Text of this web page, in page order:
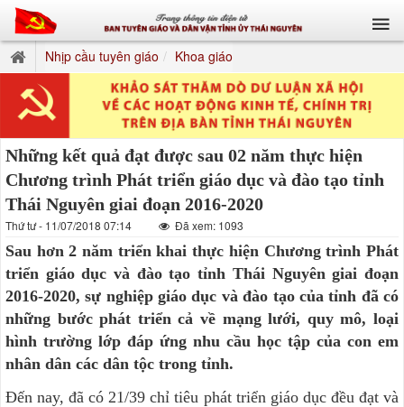
Nhịp cầu tuyên giáo Khoa giáo
Những kết quả đạt được sau 02 năm thực hiện
Chương trình Phát triển giáo dục và đào tạo tỉnh
Thái Nguyên giai đoạn 2016-2020
Thứ tư - 11/07/2018 07:14 Đã xem: 1093
Sau hơn 2 năm triển khai thực hiện Chương trình Phát
triển giáo dục và đào tạo tỉnh Thái Nguyên giai đoạn
2016-2020, sự nghiệp giáo dục và đào tạo của tỉnh đã có
những bước phát triển cả về mạng lưới, quy mô, loại
hình trường lớp đáp ứng nhu cầu học tập của con em
nhân dân các dân tộc trong tỉnh.
Đến nay, đã có 21/39 chỉ tiêu phát triển giáo dục đều đạt và